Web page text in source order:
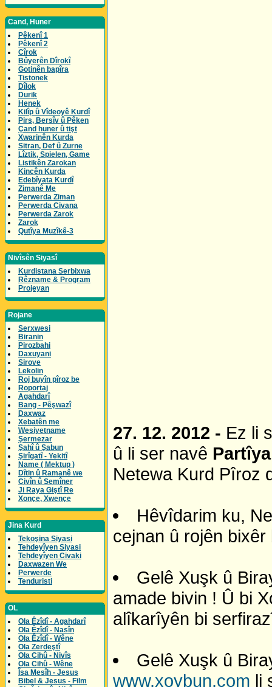
Cand, Huner
Pêkenî 1
Pêkenî 2
Cîrok
Bûyerên Dîrokî
Gotinên bapîra
Tistonek
Dîlok
Durik
Henek
Kilîp û Vîdeoyê Kurdî
Pirs, Bersîv û Pêken
Çand huner û tişt
Xwarinên Kurda
Sitran, Def û Zurne
Lîztik, Spielen, Game
Listikên Zarokan
Kincên Kurda
Edebîyata Kurdî
Zimanê Me
Perwerda Ziman
Perwerda Civana
Perwerda Zarok
Zarok
Qutîya Muzîkê-3
Nivîsên Siyasî
Kurdistana Serbixwa
Rêzname & Program
Projeyan
Rojane
Serxwesi
Biranin
Pirozbahi
Daxuyani
Sirove
Lekolin
Roj buyîn pîroz be
Roportaj
Agahdarî
Bang - Pêşwazî
Daxwaz
Xebatên me
Wesiyetname
Şermezar
Şahî û Şabun
Şirîgatî - Yekitî
Name ( Mektup )
Dîtin û Ramanê we
Civîn û Semîner
Ji Raya Giştî Re
Xonçe, Xwençe
Jina Kurd
Tekoşina Siyasi
Tehdeyîyen Siyasi
Tehdeyîyen Civaki
Daxwazen We
Perwerde
Tenduristi
OL
Ola Êzîdî - Agahdarî
Ola Êzîdî - Nasîn
Ola Êzîdî - Wêne
Ola Zerdeştî
Ola Cihû - Nivîs
Ola Cihû - Wêne
Îsa Mesîh - Jesus
Bibel & Jesus - Film
27. 12. 2012 - Ez li
û li ser navê
Netewa Kurd Pîroz
Hêvîdarim ku,
cejnan û rojên bixêr
Gelê Xuşk û
amade bivin ! Û bi
alîkarîyên bi
Gelê Xuşk û
www.xoybun.com li